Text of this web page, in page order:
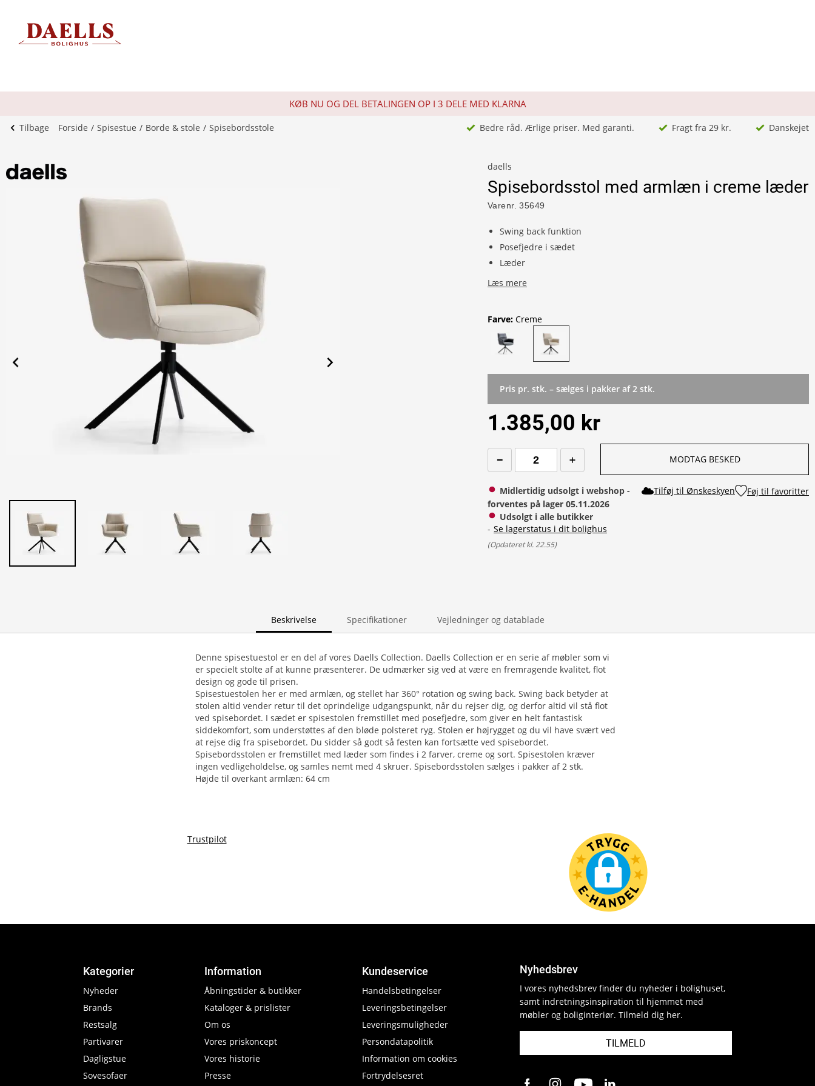
KØB NU OG DEL BETALINGEN OP I 3 DELE MED KLARNA
Tilbage Forside Spisestue Borde & stole Spisebordsstole Bedre råd. Ærlige priser. Med garanti. Fragt fra 29 kr. Danskejet
daells
Spisebordsstol med armlæn i creme læder
Varenr. 35649
Swing back funktion
Posefjedre i sædet
Læder
Læs mere
Farve: Creme
Pris pr. stk. – sælges i pakker af 2 stk.
1.385,00 kr
MODTAG BESKED
Midlertidig udsolgt i webshop -
forventes på lager 05.11.2026
Udsolgt i alle butikker
- Se lagerstatus i dit bolighus
(Opdateret kl. 22.55)
Tilføj til Ønskeskyen Føj til favoritter
Beskrivelse Specifikationer Vejledninger og datablade
Denne spisestuestol er en del af vores Daells Collection. Daells Collection er en serie af møbler som vi
er specielt stolte af at kunne præsenterer. De udmærker sig ved at være en fremragende kvalitet, flot
design og gode til prisen.
Spisestuestolen her er med armlæn, og stellet har 360° rotation og swing back. Swing back betyder at
stolen altid vender retur til det oprindelige udgangspunkt, når du rejser dig, og derfor altid vil stå flot
ved spisebordet. I sædet er spisestolen fremstillet med posefjedre, som giver en helt fantastisk
siddekomfort, som understøttes af den bløde polsteret ryg. Stolen er højrygget og du vil have svært ved
at rejse dig fra spisebordet. Du sidder så godt så festen kan fortsætte ved spisebordet.
Spisebordsstolen er fremstillet med læder som findes i 2 farver, creme og sort. Spisestolen kræver
ingen vedligeholdelse, og samles nemt med 4 skruer. Spisebordsstolen sælges i pakker af 2 stk.
Højde til overkant armlæn: 64 cm
Trustpilot
Kategorier
Nyheder
Brands
Restsalg
Partivarer
Dagligstue
Sovesofaer
Information
Åbningstider & butikker
Kataloger & prislister
Om os
Vores priskoncept
Vores historie
Presse
Kundeservice
Handelsbetingelser
Leveringsbetingelser
Leveringsmuligheder
Persondatapolitik
Information om cookies
Fortrydelsesret
Nyhedsbrev
I vores nyhedsbrev finder du nyheder i bolighuset,
samt indretningsinspiration til hjemmet med
møbler og boliginteriør. Tilmeld dig her.
TILMELD